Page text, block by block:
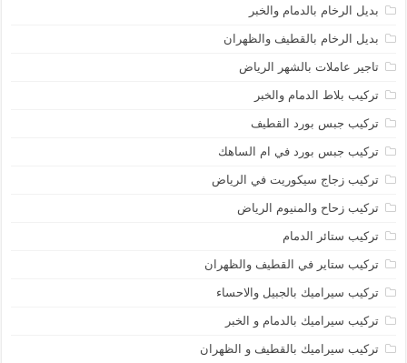
بديل الرخام بالدمام والخبر
بديل الرخام بالقطيف والظهران
تاجير عاملات بالشهر الرياض
تركيب بلاط الدمام والخبر
تركيب جبس بورد القطيف
تركيب جبس بورد في ام الساهك
تركيب زجاج سيكوريت في الرياض
تركيب زحاح والمنيوم الرياض
تركيب ستائر الدمام
تركيب ستاير في القطيف والظهران
تركيب سيراميك بالجبيل والاحساء
تركيب سيراميك بالدمام و الخبر
تركيب سيراميك بالقطيف و الظهران